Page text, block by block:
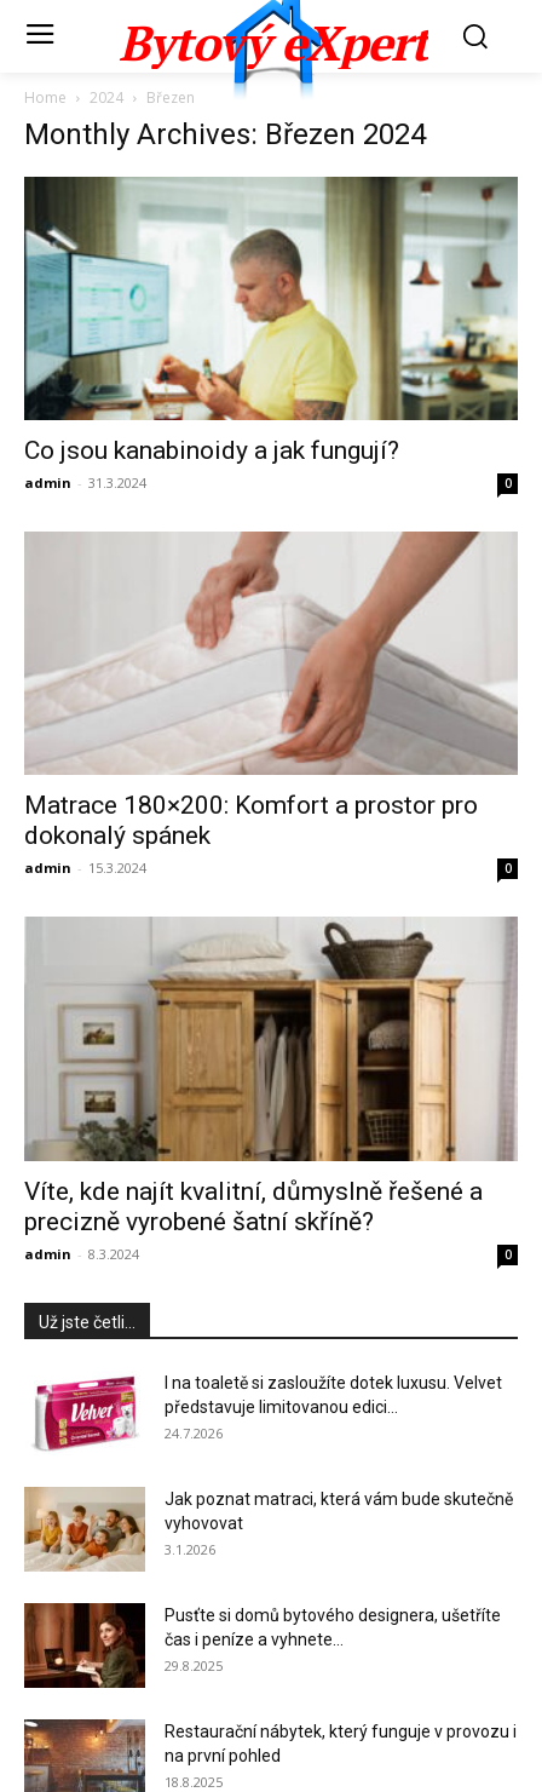
Bytový eXpert
Home 2024 Březen
Monthly Archives: Březen 2024
Co jsou kanabinoidy a jak fungují?
admin - 31.3.2024 0
Matrace 180×200: Komfort a prostor pro
dokonalý spánek
admin - 15.3.2024 0
Víte, kde najít kvalitní, důmyslně řešené a
precizně vyrobené šatní skříně?
admin - 8.3.2024 0
Už jste četli...
I na toaletě si zasloužíte dotek luxusu. Velvet
představuje limitovanou edici...
24.7.2026
Jak poznat matraci, která vám bude skutečně
vyhovovat
3.1.2026
Pusťte si domů bytového designera, ušetříte
čas i peníze a vyhnete...
29.8.2025
Restaurační nábytek, který funguje v provozu i
na první pohled
18.8.2025